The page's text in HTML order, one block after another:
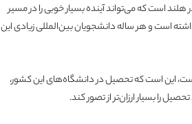
است که می‌تواند آینده بسیار خوبی را در مسیر
است و هر ساله دانشجویان بین‌المللی زیادی این
این است که تحصیل در دانشگاه‌های این کشور،
را بسیار ارزان‌تر از تصور کند.